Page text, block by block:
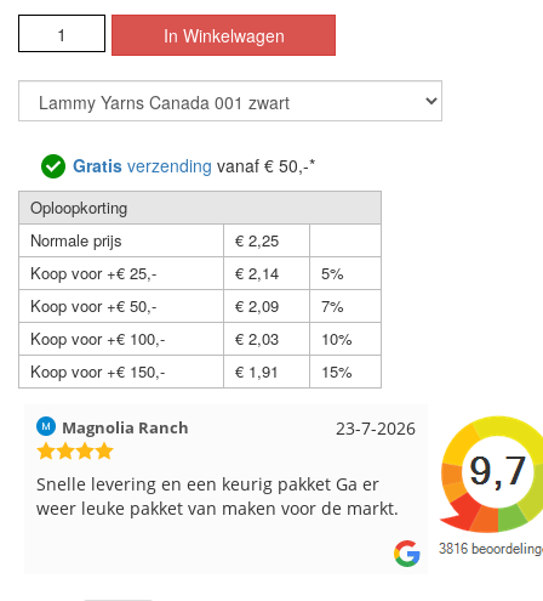
Gratis verzending vanaf € 50,-*
Oploopkorting
Normale prijs
€ 2,25
Koop voor +€ 25,-
€ 2,14
5%
Koop voor +€ 50,-
€ 2,09
7%
Koop voor +€ 100,-
€ 2,03
10%
Koop voor +€ 150,-
€ 1,91 15%
23-7-2026
Magnolia Ranch
Snelle levering en een keurig pakket Ga er
weer leuke pakket van maken voor de markt.
Hilde uit
Reeds
de service.